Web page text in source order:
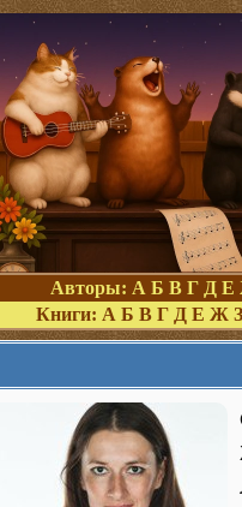
Авторы: А Б В Г Д Е
Книги: А Б В Г Д Е Ж З